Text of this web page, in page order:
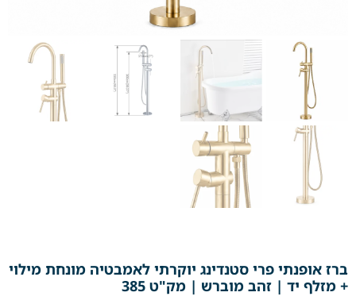
ברז אופנתי פרי סטנדינג יוקרתי לאמבטיה מונחת מילוי
+ מזלף יד | זהב מוברש | מק"ט 385